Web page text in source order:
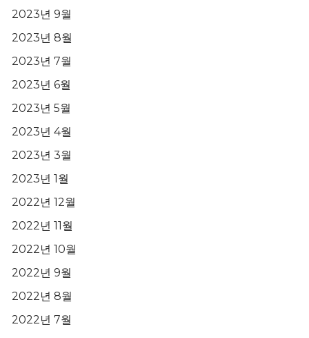
2023년 9월
2023년 8월
2023년 7월
2023년 6월
2023년 5월
2023년 4월
2023년 3월
2023년 1월
2022년 12월
2022년 11월
2022년 10월
2022년 9월
2022년 8월
2022년 7월